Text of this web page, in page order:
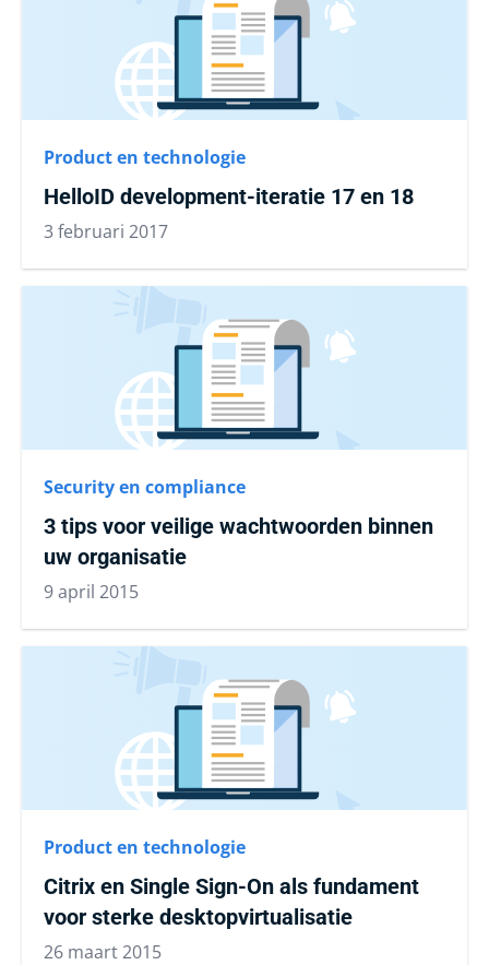
Product en technologie
HelloID development-iteratie 17 en 18
3 februari 2017
Security en compliance
3 tips voor veilige wachtwoorden binnen
uw organisatie
9 april 2015
Product en technologie
Citrix en Single Sign-On als fundament
voor sterke desktopvirtualisatie
26 maart 2015